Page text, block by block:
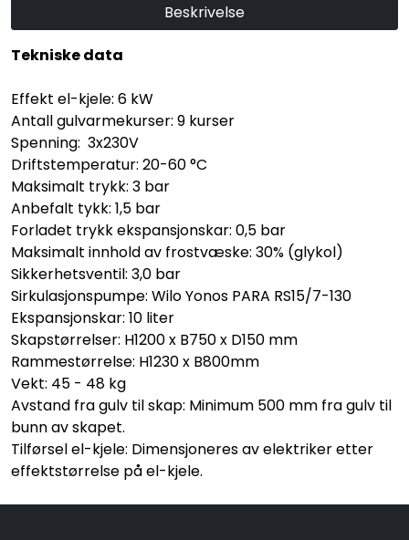
Beskrivelse
Tekniske data
Effekt el-kjele: 6 kW
Antall gulvarmekurser: 9 kurser
Spenning: 3x230V
Driftstemperatur: 20-60 °C
Maksimalt trykk: 3 bar
Anbefalt tykk: 1,5 bar
Forladet trykk ekspansjonskar: 0,5 bar
Maksimalt innhold av frostvæske: 30% (glykol)
Sikkerhetsventil: 3,0 bar
Sirkulasjonspumpe: Wilo Yonos PARA RS15/7-130
Ekspansjonskar: 10 liter
Skapstørrelser: H1200 x B750 x D150 mm
Rammestørrelse: H1230 x B800mm
Vekt: 45 - 48 kg
Avstand fra gulv til skap: Minimum 500 mm fra gulv til
bunn av skapet.
Tilførsel el-kjele: Dimensjoneres av elektriker etter
effektstørrelse på el-kjele.